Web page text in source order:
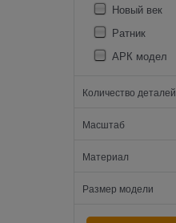
Новый век
Ратник
АРК модел
Количество деталей
Масштаб
Материал
Размер модели